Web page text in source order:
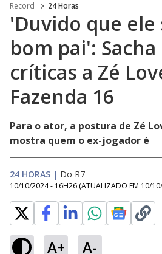
Record 24 Horas
'Duvido que ele
bom pai':
críticas a Zé
Fazenda 16
Para o ator, a postura de Zé
mostra quem o ex-jogador é
24 HORAS | Do R7
10/10/2024 - 16H26 (ATUALIZADO EM 10/
A+ A-
Loaded